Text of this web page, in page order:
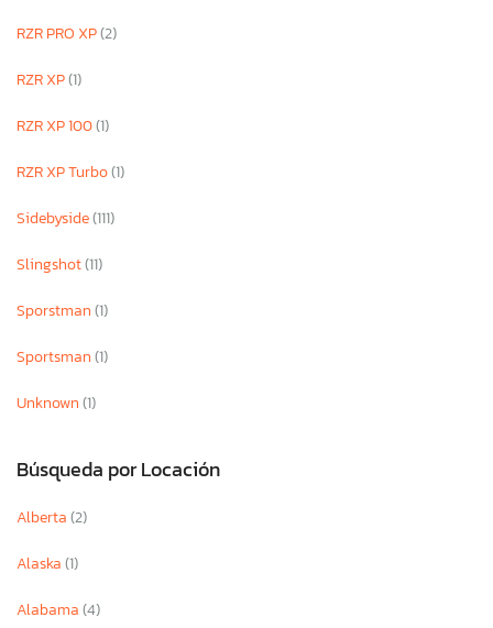
RZR PRO XP(2)
RZR XP(1)
RZR XP 100(1)
RZR XP Turbo(1)
Sidebyside(111)
Slingshot(11)
Sporstman(1)
Sportsman(1)
Unknown(1)
Búsqueda por Locación
Alberta(2)
Alaska(1)
Alabama(4)